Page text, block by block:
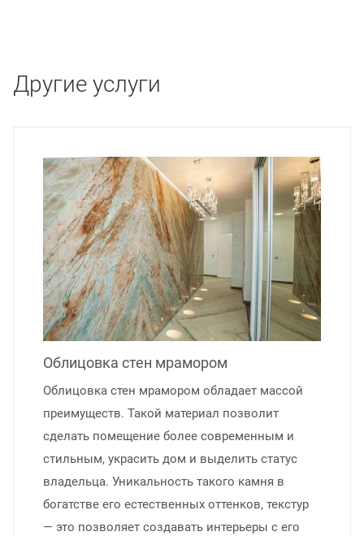
Другие услуги
Облицовка стен мрамором
Облицовка стен мрамором обладает массой
преимуществ. Такой материал позволит
сделать помещение более современным и
стильным, украсить дом и выделить статус
владельца. Уникальность такого камня в
богатстве его естественных оттенков, текстур
— это позволяет создавать интерьеры с его